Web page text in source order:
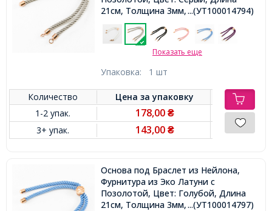
21см, Толщина 3мм, Отв 2.5мм,
...(УТ100014794)
Показать еще
Упаковка: 1 шт
Количество Цена заупаковку
1-2 упак.
178,00 ₴
3+ упак. 143,00 ₴
Основа под Браслет из Нейлона,
Фурнитура из Эко Латуни с
Позолотой, Цвет: Голубой, Длина
21см, Толщина 3мм, Отв 2.5мм,
...(УТ100014797)